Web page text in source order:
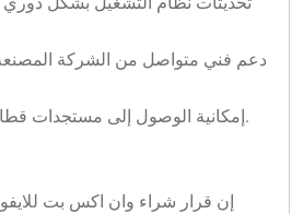
دعم فني متواصل من الشركة
إمكانية الوصول إلى مستجدات قطاع التقنية بشكل سريع.
إن قرار شراء وان اكس بت